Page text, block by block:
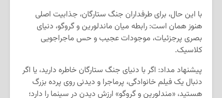
با این حال، برای طرفداران جنگ ستارگان، جذابیت اصلی
هنوز همان است: رابطه میان ماندلورین و گروگو، دنیای
بصری پرجزئیات، موجودات عجیب و حس ماجراجویی
کلاسیک.
پیشنهاد مداد: اگر با دنیای جنگ ستارگان خاطره دارید، یا اگر
دنبال یک فیلم خانوادگی، پرماجرا و دیدنی روی پرده بزرگ
هستید، «مندلورین و گروگو» ارزش دیدن در سینما را دارد؛